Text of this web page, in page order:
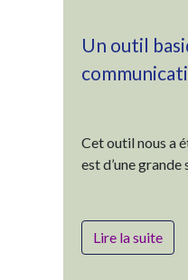
Un outil
Cet outil nous a
est d’une
Lire la suite